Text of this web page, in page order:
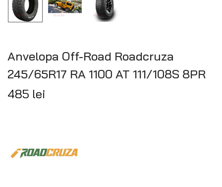
Anvelopa Off-Road Roadcruza
245/65R17 RA 1100 AT 111/108S 8PR
485 lei